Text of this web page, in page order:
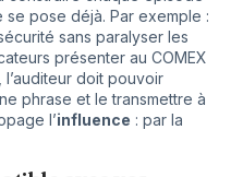
se pose déjà. Par exemple :
sans paralyser les
présenter au COMEX
l’auditeur doit pouvoir
phrase et le transmettre à
l’influence : par la